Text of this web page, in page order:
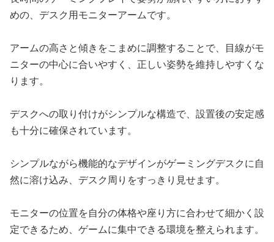
めの、デスク用モニターアームです。
アームの高さと傾きをこまめに調整することで、目線がモ
ニターの中心に合いやすく、正しい姿勢を維持しやすくな
ります。
デスクへの取り付けがシンプルな構造で、設置後の安定感
も十分に確保されています。
シンプルながら機能的なデザインがゲーミングデスクに自
然に溶け込み、デスク周りをすっきり見せます。
モニターの位置を自分の体格や座り方に合わせて細かく設
定できるため、ゲームに集中できる環境を整えられます。